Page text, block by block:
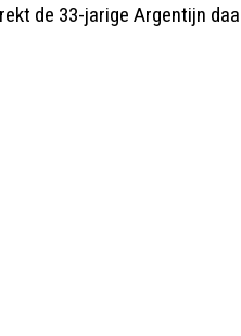
de 33-jarige Argentijn